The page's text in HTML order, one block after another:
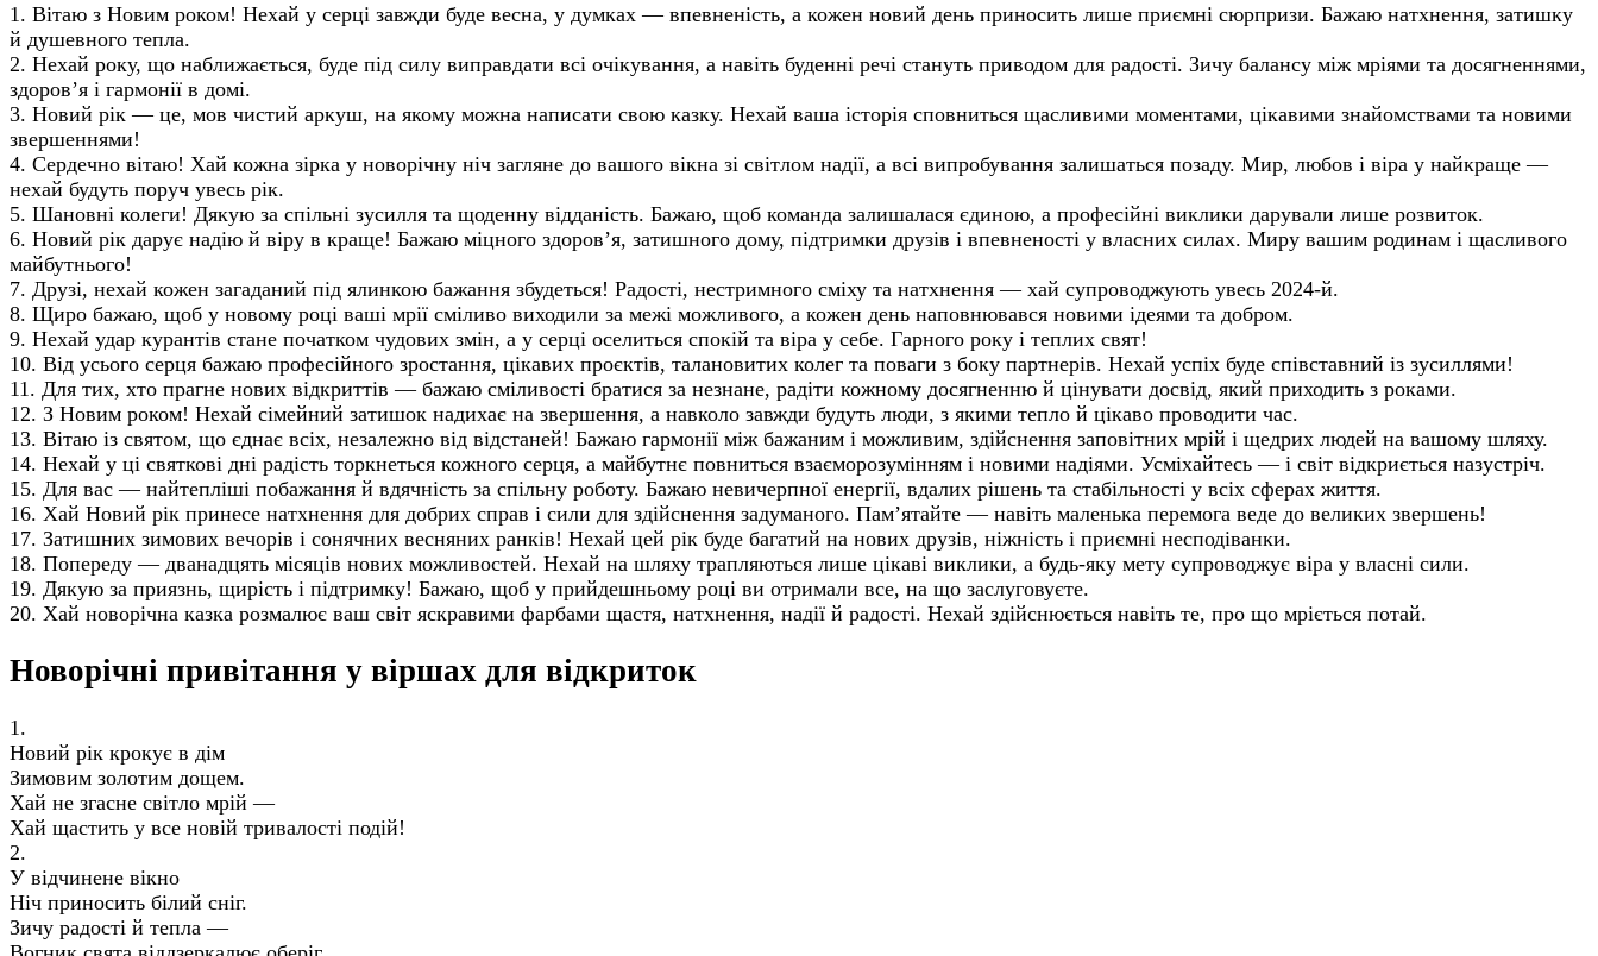
1. Вітаю з Новим роком! Нехай у серці завжди буде весна, у думках — впевненість, а кожен новий день приносить лише приємні сюрпризи. Бажаю натхнення, затишку
й душевного тепла.
2. Нехай року, що наближається, буде під силу виправдати всі очікування, а навіть буденні речі стануть приводом для радості. Зичу балансу між мріями та досягненнями,
здоров’я і гармонії в домі.
3. Новий рік — це, мов чистий аркуш, на якому можна написати свою казку. Нехай ваша історія сповниться щасливими моментами, цікавими знайомствами та новими
звершеннями!
4. Сердечно вітаю! Хай кожна зірка у новорічну ніч загляне до вашого вікна зі світлом надії, а всі випробування залишаться позаду. Мир, любов і віра у найкраще —
нехай будуть поруч увесь рік.
5. Шановні колеги! Дякую за спільні зусилля та щоденну відданість. Бажаю, щоб команда залишалася єдиною, а професійні виклики дарували лише розвиток.
6. Новий рік дарує надію й віру в краще! Бажаю міцного здоров’я, затишного дому, підтримки друзів і впевненості у власних силах. Миру вашим родинам і щасливого
майбутнього!
7. Друзі, нехай кожен загаданий під ялинкою бажання збудеться! Радості, нестримного сміху та натхнення — хай супроводжують увесь 2024-й.
8. Щиро бажаю, щоб у новому році ваші мрії сміливо виходили за межі можливого, а кожен день наповнювався новими ідеями та добром.
9. Нехай удар курантів стане початком чудових змін, а у серці оселиться спокій та віра у себе. Гарного року і теплих свят!
10. Від усього серця бажаю професійного зростання, цікавих проєктів, талановитих колег та поваги з боку партнерів. Нехай успіх буде співставний із зусиллями!
11. Для тих, хто прагне нових відкриттів — бажаю сміливості братися за незнане, радіти кожному досягненню й цінувати досвід, який приходить з роками.
12. З Новим роком! Нехай сімейний затишок надихає на звершення, а навколо завжди будуть люди, з якими тепло й цікаво проводити час.
13. Вітаю із святом, що єднає всіх, незалежно від відстаней! Бажаю гармонії між бажаним і можливим, здійснення заповітних мрій і щедрих людей на вашому шляху.
14. Нехай у ці святкові дні радість торкнеться кожного серця, а майбутнє повниться взаєморозумінням і новими надіями. Усміхайтесь — і світ відкриється назустріч.
15. Для вас — найтепліші побажання й вдячність за спільну роботу. Бажаю невичерпної енергії, вдалих рішень та стабільності у всіх сферах життя.
16. Хай Новий рік принесе натхнення для добрих справ і сили для здійснення задуманого. Пам’ятайте — навіть маленька перемога веде до великих звершень!
17. Затишних зимових вечорів і сонячних весняних ранків! Нехай цей рік буде багатий на нових друзів, ніжність і приємні несподіванки.
18. Попереду — дванадцять місяців нових можливостей. Нехай на шляху трапляються лише цікаві виклики, а будь-яку мету супроводжує віра у власні сили.
19. Дякую за приязнь, щирість і підтримку! Бажаю, щоб у прийдешньому році ви отримали все, на що заслуговуєте.
20. Хай новорічна казка розмалює ваш світ яскравими фарбами щастя, натхнення, надії й радості. Нехай здійснюється навіть те, про що мріється потай.
Новорічні привітання у віршах для відкриток
1.
Новий рік крокує в дім
Зимовим золотим дощем.
Хай не згасне світло мрій —
Хай щастить у все новій тривалості подій!
2.
У відчинене вікно
Ніч приносить білий сніг.
Зичу радості й тепла —